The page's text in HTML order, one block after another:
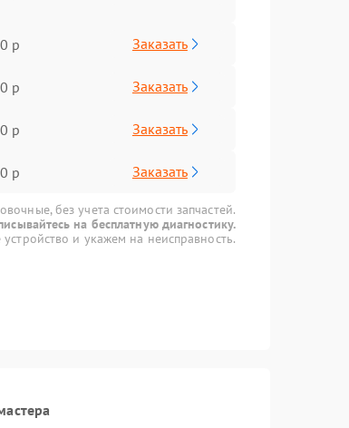
р Заказать
р Заказать
р Заказать
р Заказать
без учета стоимости запчастей.
на бесплатную диагностику.
и укажем на неисправность.